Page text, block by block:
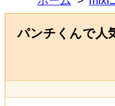
パンチくんで人